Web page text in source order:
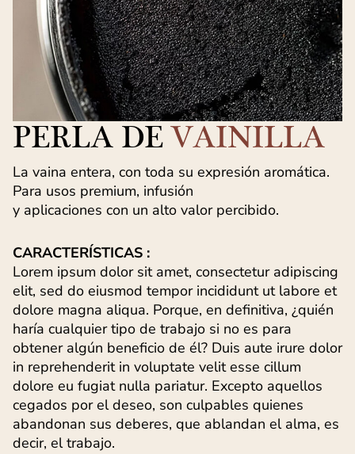
PERLA DEVAINILLA
La vaina entera, con toda su expresión aromática.
Para usos premium, infusión
y aplicaciones con un alto valor percibido.
CARACTERÍSTICAS :
Lorem ipsum dolor sit amet, consectetur adipiscing
elit, sed do eiusmod tempor incididunt ut labore et
dolore magna aliqua. Porque, en definitiva, ¿quién
haría cualquier tipo de trabajo si no es para
obtener algún beneficio de él? Duis aute irure dolor
in reprehenderit in voluptate velit esse cillum
dolore eu fugiat nulla pariatur. Excepto aquellos
cegados por el deseo, son culpables quienes
abandonan sus deberes, que ablandan el alma, es
decir, el trabajo.